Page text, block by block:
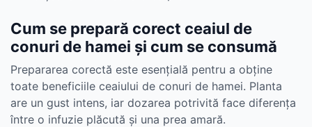
Cum se prepară corect ceaiul de
conuri de hamei și cum se consumă
Prepararea corectă este esențială pentru a obține
toate beneficiile ceaiului de conuri de hamei. Planta
are un gust intens, iar dozarea potrivită face diferența
între o infuzie plăcută și una prea amară.